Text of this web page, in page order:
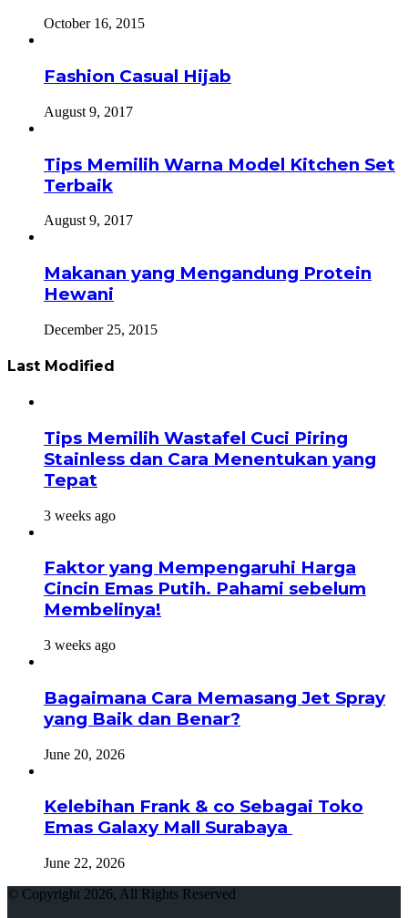
October 16, 2015
Fashion Casual Hijab
August 9, 2017
Tips Memilih Warna Model Kitchen Set
Terbaik
August 9, 2017
Makanan yang Mengandung Protein
Hewani
December 25, 2015
Last Modified
Tips Memilih Wastafel Cuci Piring
Stainless dan Cara Menentukan yang
Tepat
3 weeks ago
Faktor yang Mempengaruhi Harga
Cincin Emas Putih. Pahami sebelum
Membelinya!
3 weeks ago
Bagaimana Cara Memasang Jet Spray
yang Baik dan Benar?
June 20, 2026
Kelebihan Frank & co Sebagai Toko
Emas Galaxy Mall Surabaya
June 22, 2026
© Copyright 2026, All Rights Reserved